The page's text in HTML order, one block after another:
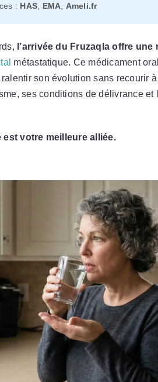
: HAS, EMA, Ameli.fr
l’arrivée du Fruzaqla offre
métastatique. Ce médicament
son évolution sans recourir
ses conditions de délivrance et
est votre meilleure alliée.